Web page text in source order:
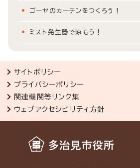
ゴーヤのカーテンをつくろう！
ミスト発生器で涼もう！
サイトポリシー
プライバシーポリシー
関連機関等リンク集
ウェブアクセシビリティ方針
多治見市役所